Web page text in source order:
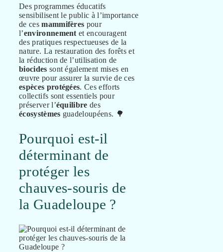
Des programmes éducatifs
sensibilisent le public à l’importance
de cesmammifères pour
l’environnementet encouragent
des pratiques respectueuses de la
nature. La restauration des forêts et
la réduction de l’utilisation de
biocides sont également mises en
œuvre pour assurer la survie de ces
espèces protégées. Ces efforts
collectifs sont essentiels pour
préserver l’équilibre des
écosystèmes guadeloupéens. 🌳
Pourquoi est-il
déterminant de
protéger les
chauves-souris de
la Guadeloupe ?